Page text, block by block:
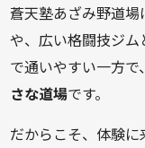
蒼天塾あざみ野道
や、広い格闘技ジ
で通いやすい一方で、
さな道場です。
だからこそ、体験